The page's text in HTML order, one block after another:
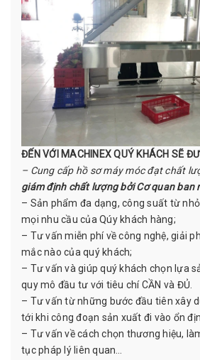
ĐẾN VỚI MACHINEX QUÝ KHÁCH SẼ
– Cung cấp hồ sơ máy móc đạt chất
giám định chất lượng bởi Cơ quan ban
– Sản phẩm đa dạng, công suất từ
mọi nhu cầu của Qúy khách hàng;
– Tư vấn miễn phí về công nghệ, giải
mắc nào của quý khách;
– Tư vấn và giúp quý khách chọn lựa
quy mô đầu tư với tiêu chí CẦN và ĐỦ.
– Tư vấn từ những bước đầu tiên xây
tới khi công đoạn sản xuất đi vào ổn
– Tư vấn về cách chọn thương hiệu,
tục pháp lý liên quan…